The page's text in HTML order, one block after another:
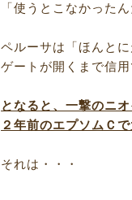
「使うとこなかった
ペルーサは「ほんと
ゲートが開くまで信用
となると、一撃のニ
２年前のエプソムＣ
それは・・・